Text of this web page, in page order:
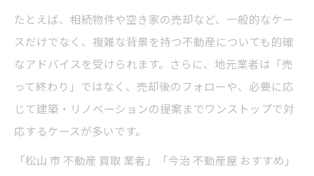
たとえば、相続物件や空き家の売却など、一般的なケー
スだけでなく、複雑な背景を持つ不動産についても的確
なアドバイスを受けられます。さらに、地元業者は「売
って終わり」ではなく、売却後のフォローや、必要に応
じて建築・リノベーションの提案までワンストップで対
応するケースが多いです。
「松山 市 不動産 買取 業者」「今治 不動産屋 おすすめ」